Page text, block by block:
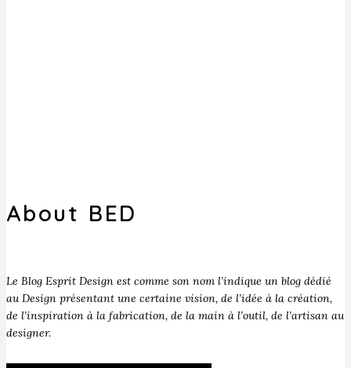
About BED
Le Blog Esprit Design est comme son nom l’indique un blog dédié
au Design présentant une certaine vision, de l’idée à la création,
de l’inspiration à la fabrication, de la main à l’outil, de l’artisan au
designer.